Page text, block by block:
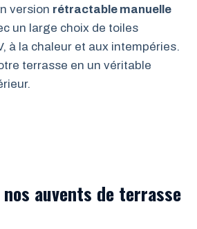
version rétractable manuelle
un large choix de toiles
à la chaleur et aux intempéries.
terrasse en un véritable
auvents de terrasse